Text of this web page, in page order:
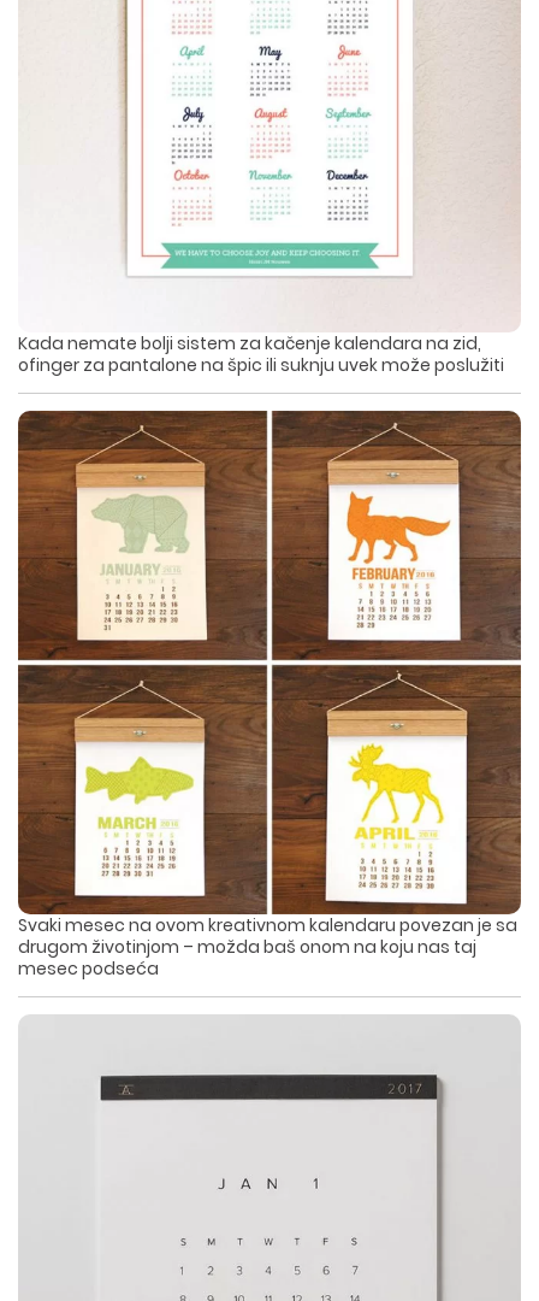
Kada nemate bolji sistem za kačenje kalendara na zid,
ofinger za pantalone na špic ili suknju uvek može poslužiti
Svaki mesec na ovom kreativnom kalendaru povezan je sa
drugom životinjom – možda baš onom na koju nas taj
mesec podseća